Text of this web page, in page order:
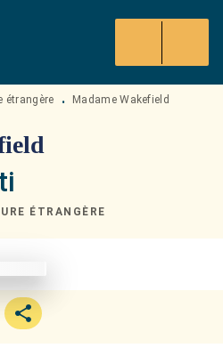
étrangère • Madame Wakefield
ÉTRANGÈRE